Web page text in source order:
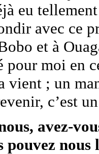
eu
avec ce
et à
pour moi en
vient ; un
c’est
avez-
pouvez nous